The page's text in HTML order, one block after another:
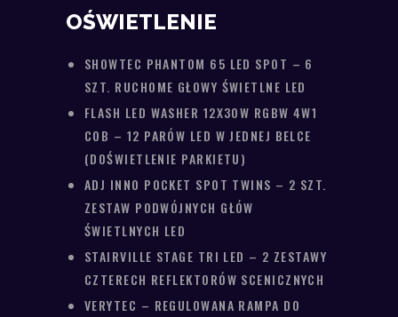
OŚWIETLENIE
SHOWTEC PHANTOM 65 LED SPOT – 6
SZT. RUCHOME GŁOWY ŚWIETLNE LED
FLASH LED WASHER 12X30W RGBW 4W1
COB – 12 PARÓW LED W JEDNEJ BELCE
(DOŚWIETLENIE PARKIETU)
ADJ INNO POCKET SPOT TWINS – 2 SZT.
ZESTAW PODWÓJNYCH GŁÓW
ŚWIETLNYCH LED
STAIRVILLE STAGE TRI LED – 2 ZESTAWY
CZTERECH REFLEKTORÓW SCENICZNYCH
VERYTEC – REGULOWANA RAMPA DO